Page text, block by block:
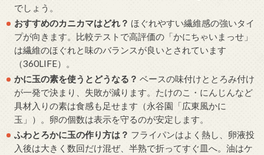
でしょう。
おすすめのカニカマはどれ？ ほぐれやすい繊維感の強いタイ
プが向きます。比較テストで高評価の「かにちゃいまっせ」
は繊維のほぐれと味のバランスが良いとされています
（360LIFE）。
かに玉の素を使うとどうなる？ ベースの味付けととろみ付け
が一発で決まり、失敗が減ります。たけのこ・にんじんなど
具材入りの素は食感も足せます（永谷園「広東風かに
玉」）。卵の個数は表示を守るのが安定します。
ふわとろかに玉の作り方は？ フライパンはよく熱し、卵液投
入後は大きく数回だけ混ぜ、半熟で折ってすぐ皿へ。油はケ